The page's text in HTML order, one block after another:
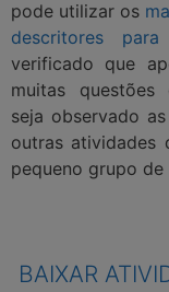
pode utilizar os
descritores para
verificado que
muitas
seja observado
outras atividades
pequeno grupo de
BAIXAR